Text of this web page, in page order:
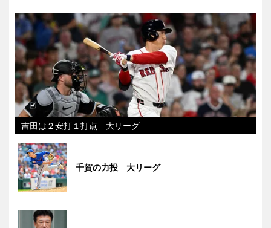
吉田は２安打１打点 大リーグ
千賀の力投 大リーグ